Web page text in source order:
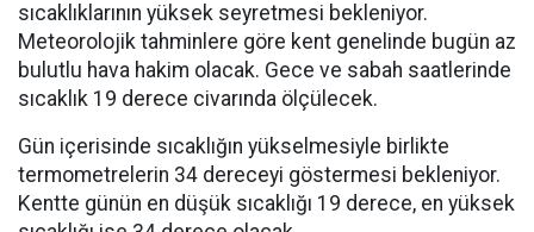
sıcaklıklarının yüksek seyretmesi bekleniyor.
Meteorolojik tahminlere göre kent genelinde bugün az
bulutlu hava hakim olacak. Gece ve sabah saatlerinde
sıcaklık 19 derece civarında ölçülecek.
Gün içerisinde sıcaklığın yükselmesiyle birlikte
termometrelerin 34 dereceyi göstermesi bekleniyor.
Kentte günün en düşük sıcaklığı 19 derece, en yüksek